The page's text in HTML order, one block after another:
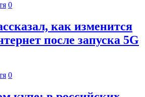
0
как изменится
после запуска 5G
0